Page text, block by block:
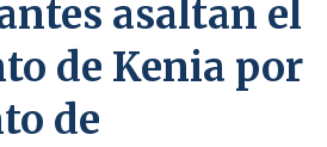
asaltan el
de Kenia por
de